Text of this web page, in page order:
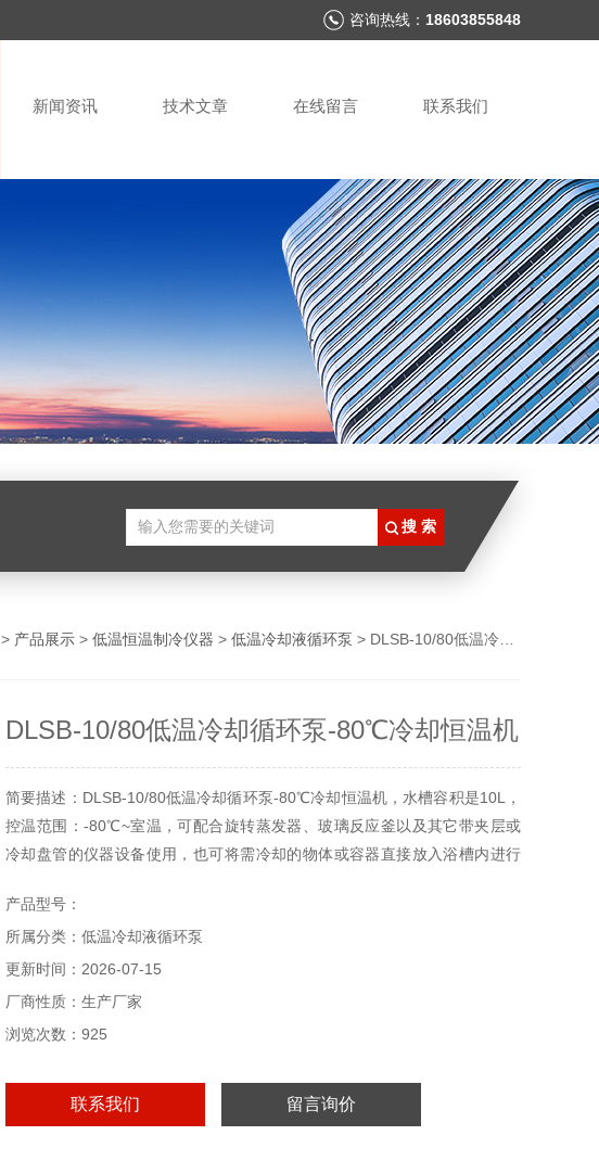
咨询热线： 18603855848
新闻资讯 技术文章 在线留言 联系我们
> 产品展示 > 低温恒温制冷仪器 > 低温冷却液循环泵 > DLSB-10/80低温冷却循环泵-80℃冷却恒温机
DLSB-10/80低温冷却循环泵-80℃冷却恒温机
简要描述：DLSB-10/80低温冷却循环泵-80℃冷却恒温机，水槽容积是10L，
控温范围：-80℃~室温，可配合旋转蒸发器、玻璃反应釜以及其它带夹层或
冷却盘管的仪器设备使用，也可将需冷却的物体或容器直接放入浴槽内进行
循环，对槽内冷媒进行冷却，可将反应容器直接放入冷却槽内对物料进行间
接冷却
产品型号：
所属分类：低温冷却液循环泵
更新时间：2026-07-15
厂商性质：生产厂家
浏览次数：925
联系我们 留言询价